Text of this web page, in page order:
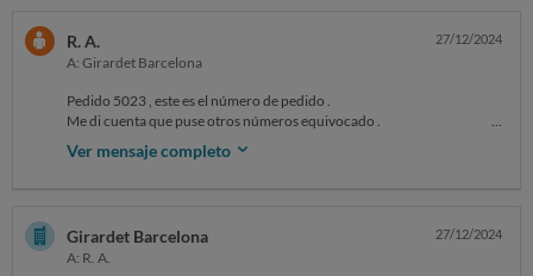
R. A.
A: Girardet Barcelona
27/12/2024
Pedido 5023 , este es el número de pedido .
Me di cuenta que puse otros números equivocado .
Ver mensaje completo
Girardet Barcelona
A: R. A.
27/12/2024